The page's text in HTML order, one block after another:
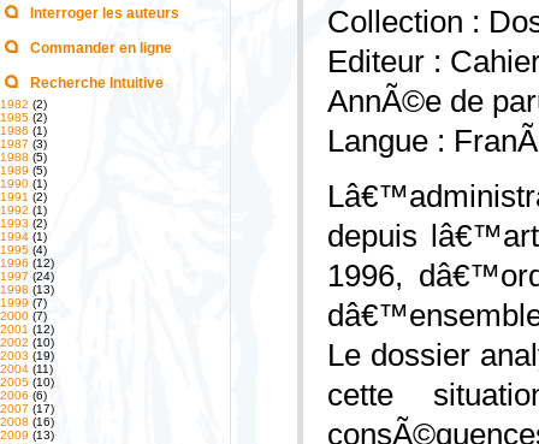
Interroger les auteurs
Commander en ligne
Recherche Intuitive
1982 (2)
1985 (2)
1986 (1)
1987 (3)
1988 (5)
1989 (5)
1990 (1)
1991 (2)
1992 (1)
1993 (2)
1994 (1)
1995 (4)
1996 (12)
1997 (24)
1998 (13)
1999 (7)
2000 (7)
2001 (12)
2002 (10)
2003 (19)
2004 (11)
2005 (10)
2006 (6)
2007 (17)
2008 (16)
2009 (13)
Collection :
Editeur :
AnnÃ©e de
Langue :
depuis
1996,
Le dossier
cette